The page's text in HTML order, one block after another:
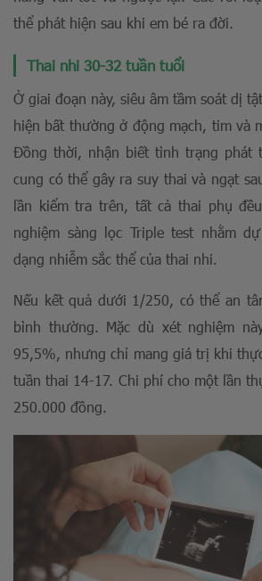
thể phát hiện sau khi em bé ra đời.
Thai nhi 30-32 tuần tuổi
Ở giai đoạn này, siêu âm tầm soát dị
hiện bất thường ở động mạch, tim và
Đồng thời, nhận biết tình trạng phát
cung có thể gây ra suy thai và ngạt
lần kiểm tra trên, tất cả thai phụ
nghiệm sàng lọc Triple test nhằm
dạng nhiễm sắc thể của thai nhi.
Nếu kết quả dưới 1/250, có thể an
bình thường. Mặc dù xét nghiệm
95,5%, nhưng chỉ mang giá trị khi
tuần thai 14-17. Chi phí cho một lần
250.000 đồng.